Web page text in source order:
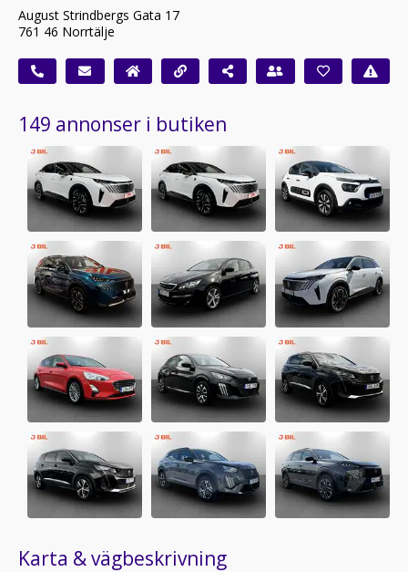
August Strindbergs Gata 17
761 46 Norrtälje
149 annonser i butiken
Karta & vägbeskrivning